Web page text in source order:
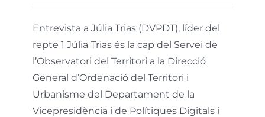
Entrevista a Júlia Trias (DVPDT), líder del
repte 1 Júlia Trias és la cap del Servei de
l’Observatori del Territori a la Direcció
General d’Ordenació del Territori i
Urbanisme del Departament de la
Vicepresidència i de Polítiques Digitals i